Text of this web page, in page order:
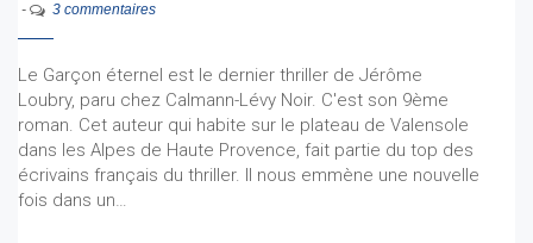
-
3 commentaires
Le Garçon éternel est le dernier thriller de Jérôme
Loubry, paru chez Calmann-Lévy Noir. C'est son 9ème
roman. Cet auteur qui habite sur le plateau de Valensole
dans les Alpes de Haute Provence, fait partie du top des
écrivains français du thriller. Il nous emmène une nouvelle
fois dans un…